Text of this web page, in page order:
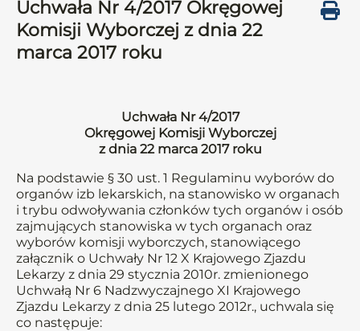
Uchwała Nr 4/2017 Okręgowej
Komisji Wyborczej z dnia 22
marca 2017 roku
Uchwała Nr 4/2017
Okręgowej Komisji Wyborczej
z dnia 22 marca 2017 roku
Na podstawie § 30 ust. 1 Regulaminu wyborów do
organów izb lekarskich, na stanowisko w organach
i trybu odwoływania członków tych organów i osób
zajmujących stanowiska w tych organach oraz
wyborów komisji wyborczych, stanowiącego
załącznik o Uchwały Nr 12 X Krajowego Zjazdu
Lekarzy z dnia 29 stycznia 2010r. zmienionego
Uchwałą Nr 6 Nadzwyczajnego XI Krajowego
Zjazdu Lekarzy z dnia 25 lutego 2012r., uchwala się
co następuje: